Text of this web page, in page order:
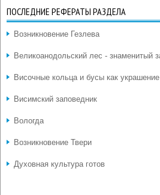
ПОСЛЕДНИЕ РЕФЕРАТЫ РАЗДЕЛА
Возникновение Гезлева
Великоанодольский лес - знаменитый
Височные кольца и бусы как
Висимский заповедник
Вологда
Возникновение Твери
Духовная культура готов